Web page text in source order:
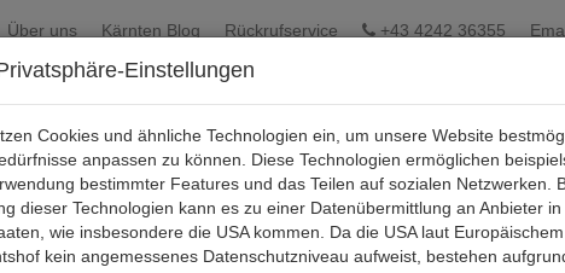
Einstellungen
Cookies und ähnliche Technologien ein, um unsere Website
anpassen zu können. Diese Technologien ermöglichen
bestimmter Features und das Teilen auf sozialen Netzwerken.
dieser Technologien kann es zu einer Datenübermittlung an Anbieter in
wie insbesondere die USA kommen. Da die USA laut Europäischem
kein angemessenes Datenschutzniveau aufweist, bestehen
Über uns Kärnten Blog Rückrufservice +43 4242 36355